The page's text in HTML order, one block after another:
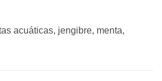
acuáticas, jengibre, menta,